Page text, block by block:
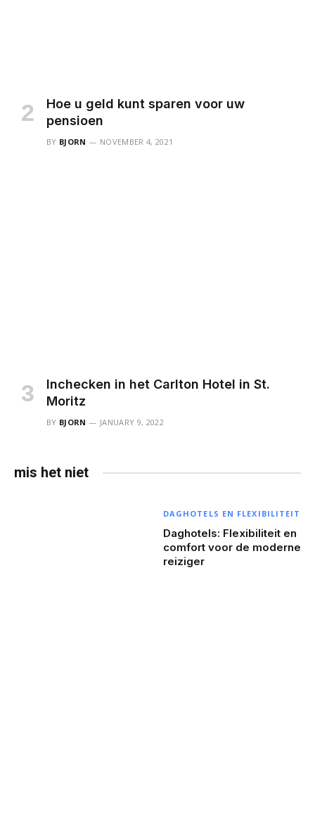
Hoe u geld kunt sparen voor uw
pensioen
BY BJORN NOVEMBER 4, 2021
Inchecken in het Carlton Hotel in St.
Moritz
BY BJORN JANUARY 9, 2022
mis het niet
DAGHOTELS EN FLEXIBILITEIT
Daghotels: Flexibiliteit en
comfort voor de moderne
reiziger